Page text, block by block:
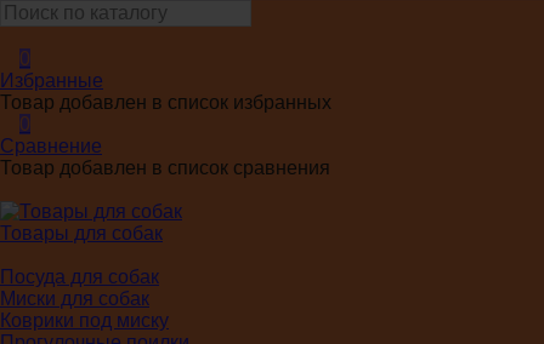
0
Избранные
Товар добавлен в список избранных
0
Сравнение
Товар добавлен в список сравнения
Товары для собак
Посуда для собак
Миски для собак
Коврики под миску